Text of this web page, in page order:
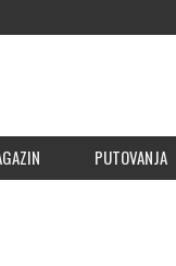
PUTOVANJA
kandidat za